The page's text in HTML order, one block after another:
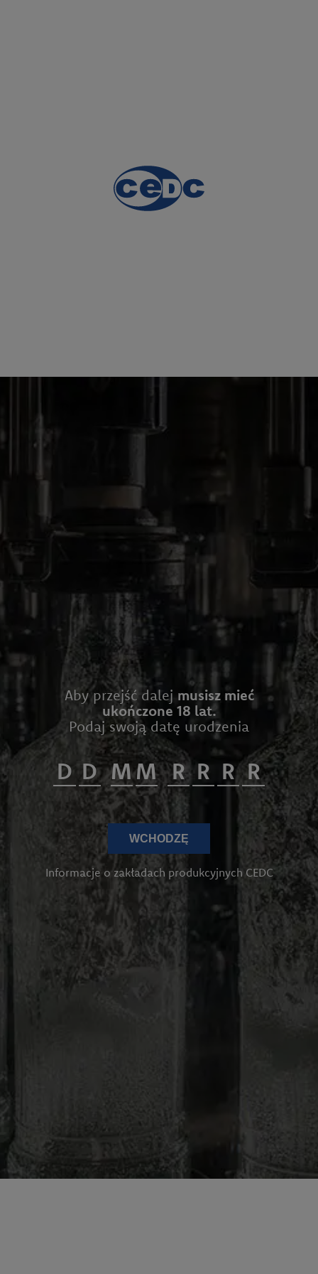
Aby przejść dalej musisz mieć
ukończone 18 lat.
Podaj swoją datę urodzenia
WCHODZĘ
Informacje o zakładach produkcyjnych CEDC
NASZE PRODUKTY